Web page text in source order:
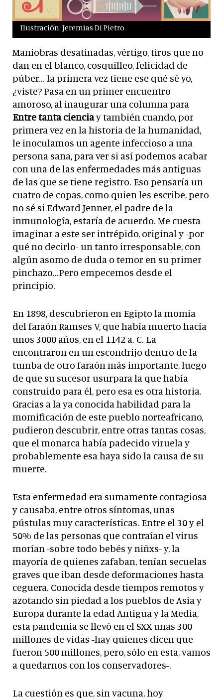
Ilustración: Jeremías Di Pietro
Maniobras desatinadas, vértigo, tiros que no
dan en el blanco, cosquilleo, felicidad de
púber… la primera vez tiene ese qué sé yo,
¿viste? Pasa en un primer encuentro
amoroso, al inaugurar una columna para
Entre tanta cienciay también cuando, por
primera vez en la historia de la humanidad,
le inoculamos un agente infeccioso a una
persona sana, para ver si así podemos acabar
con una de las enfermedades más antiguas
de las que se tiene registro. Eso pensaría un
cuatro de copas, como quien les escribe, pero
no sé si Edward Jenner, el padre de la
inmunología, estaría de acuerdo. Me cuesta
imaginar a este ser intrépido, original y -por
qué no decirlo- un tanto irresponsable, con
algún asomo de duda o temor en su primer
pinchazo…Pero empecemos desde el
principio.
En 1898, descubrieron en Egipto la momia
del faraón Ramses V, que había muerto hacía
unos 3000 años, en el 1142 a. C. La
encontraron en un escondrijo dentro de la
tumba de otro faraón más importante, luego
de que su sucesor usurpara la que había
construido para él, pero esa es otra historia.
Gracias a la ya conocida habilidad para la
momificación de este pueblo norteafricano,
pudieron descubrir, entre otras tantas cosas,
que el monarca había padecido viruela y
probablemente esa haya sido la causa de su
muerte.
Esta enfermedad era sumamente contagiosa
y causaba, entre otros síntomas, unas
pústulas muy características. Entre el 30 y el
50% de las personas que contraían el virus
morían -sobre todo bebés y niñxs- y, la
mayoría de quienes zafaban, tenían secuelas
graves que iban desde deformaciones hasta
ceguera. Conocida desde tiempos remotos y
azotando sin piedad a los pueblos de Asia y
Europa durante la edad Antigua y la Media,
esta pandemia se llevó en el SXX unas 300
millones de vidas -hay quienes dicen que
fueron 500 millones, pero, sólo en esta, vamos
a quedarnos con los conservadores-.
La cuestión es que, sin vacuna, hoy